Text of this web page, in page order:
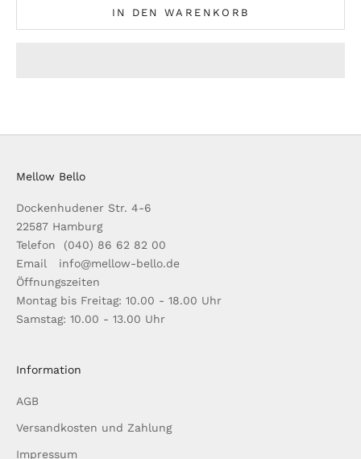
IN DEN WARENKORB
Mellow Bello
Dockenhudener Str. 4-6
22587 Hamburg
Telefon (040) 86 62 82 00
Email info@mellow-bello.de
Öffnungszeiten
Montag bis Freitag: 10.00 - 18.00 Uhr
Samstag: 10.00 - 13.00 Uhr
Information
AGB
Versandkosten und Zahlung
Impressum